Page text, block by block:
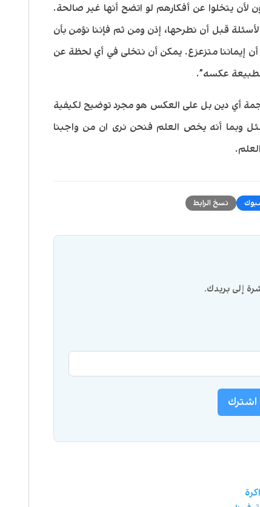
يتخلوا عن أفكارهم لو اتضح أنها غير صالحة.
قبل أن نطرحها، إذن ومن ثم فإننا نؤمن بأن
إيماننا متزعزع. يمكن أن نتخلى في أي لحظة عن
عكسه”.
أي دين بل على العكس هو مجرد توضيح لكيفية
وبما أنه يخص العلم فنحن نرى ان من واجبنا
نسخ الرابط
إلى بريدك.
اشترك